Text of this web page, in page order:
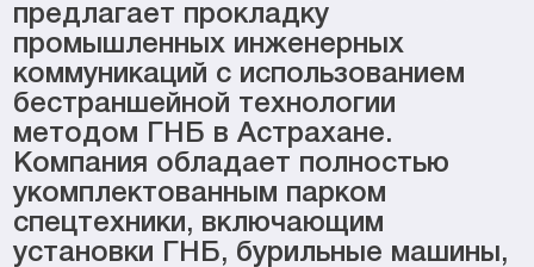
предлагает прокладку
промышленных инженерных
коммуникаций с использованием
бестраншейной технологии
методом ГНБ в Астрахане.
Компания обладает полностью
укомплектованным парком
спецтехники, включающим
установки ГНБ, бурильные машины,